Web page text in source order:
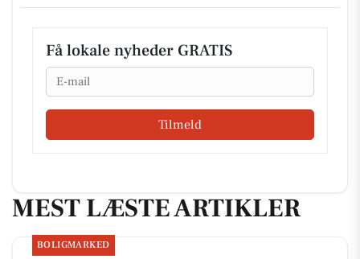
Få lokale nyheder GRATIS
Email
Tilmeld
MEST LÆSTE ARTIKLER
BOLIGMARKED